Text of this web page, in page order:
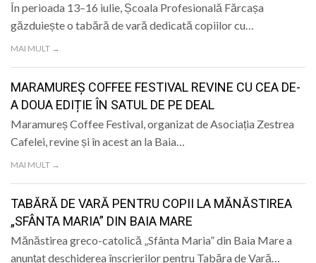
În perioada 13–16 iulie, Școala Profesională Fărcașa
găzduiește o tabără de vară dedicată copiilor cu…
MAI MULT →
MARAMUREȘ COFFEE FESTIVAL REVINE CU CEA DE-
A DOUA EDIȚIE ÎN SATUL DE PE DEAL
Maramureș Coffee Festival, organizat de Asociația Zestrea
Cafelei, revine și în acest an la Baia…
MAI MULT →
TABĂRĂ DE VARĂ PENTRU COPII LA MĂNĂSTIREA
„SFÂNTA MARIA” DIN BAIA MARE
Mănăstirea greco-catolică „Sfânta Maria” din Baia Mare a
anunțat deschiderea înscrierilor pentru Tabăra de Vară…